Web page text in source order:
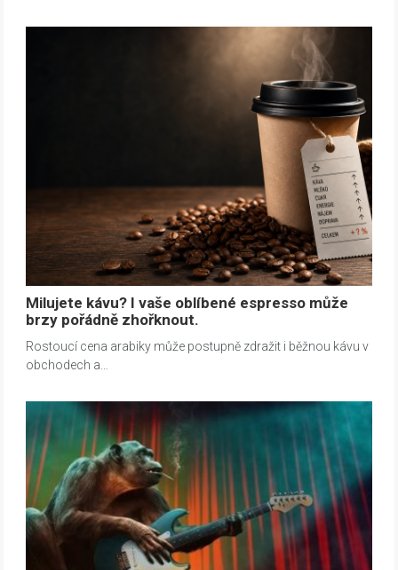
Milujete kávu? I vaše oblíbené espresso může
brzy pořádně zhořknout.
Rostoucí cena arabiky může postupně zdražit i běžnou kávu v
obchodech a…